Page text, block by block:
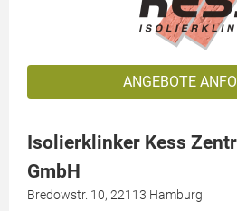
ANGEBOTE
Isolierklinker Kess
GmbH
Bredowstr. 10, 22113 Hamburg